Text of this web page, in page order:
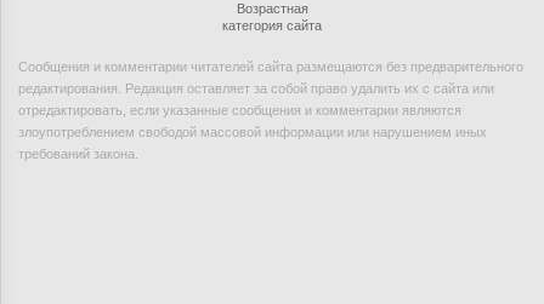
Возрастная
категория сайта
Сообщения и комментарии читателей сайта размещаются без предварительного
редактирования. Редакция оставляет за собой право удалить их с сайта или
отредактировать, если указанные сообщения и комментарии являются
злоупотреблением свободой массовой информации или нарушением иных
требований закона.